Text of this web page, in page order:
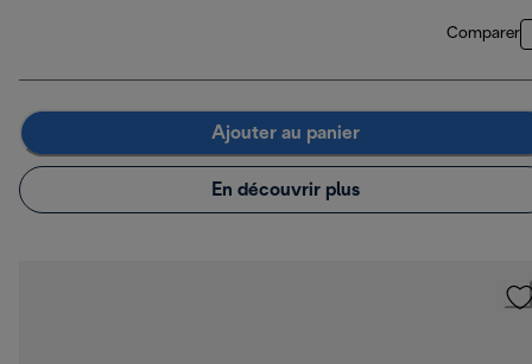
Comparer
Ajouter au panier
En découvrir plus